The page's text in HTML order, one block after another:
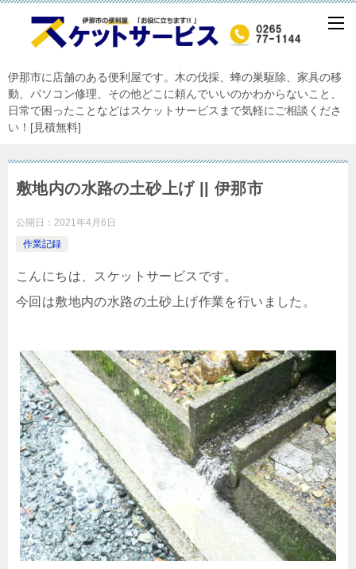
伊那市に店舗のある便利屋です。木の伐採、蜂の巣駆除、家具の移
動、パソコン修理、その他どこに頼んでいいのかわからないこと、
日常で困ったことなどはスケットサービスまで気軽にご相談くださ
い！[見積無料]
敷地内の水路の土砂上げ || 伊那市
公開日： 2021年4月6日
作業記録
こんにちは、スケットサービスです。
今回は敷地内の水路の土砂上げ作業を行いました。